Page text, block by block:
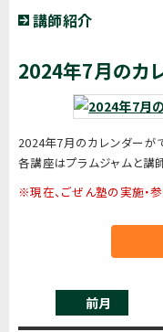
講師紹介
2024年7月のカ
2024年7月のカレンダーが
各講座はプラムジャムと講
※現在、ごぜん塾の実施・
前月